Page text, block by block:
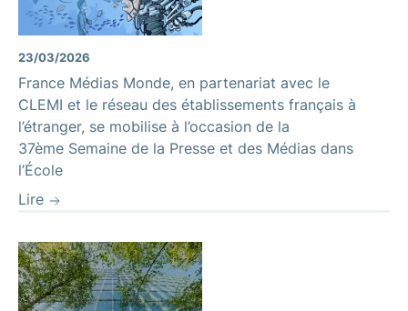
23/03/2026
France Médias Monde, en partenariat avec le
CLEMI et le réseau des établissements français à
l’étranger, se mobilise à l’occasion de la
37ème Semaine de la Presse et des Médias dans
l’École
Lire